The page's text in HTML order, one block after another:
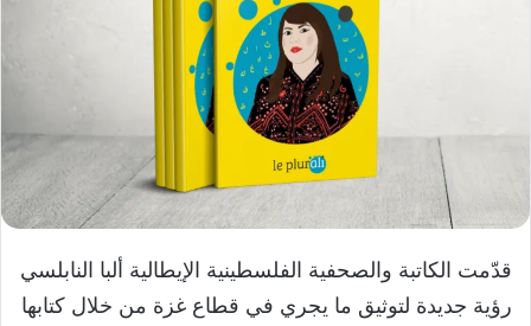
قدّمت الكاتبة والصحفية الفلسطينية الإيطالية ألبا النابلسي
رؤية جديدة لتوثيق ما يجري في قطاع غزة من خلال كتابها